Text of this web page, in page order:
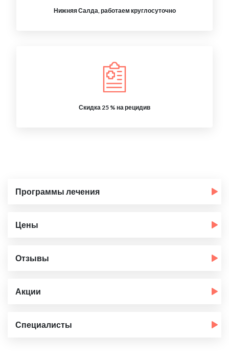
Нижняя Салда, работаем круглосуточно
Скидка 25 % на рецидив
Программы лечения
Цены
Отзывы
Акции
Специалисты